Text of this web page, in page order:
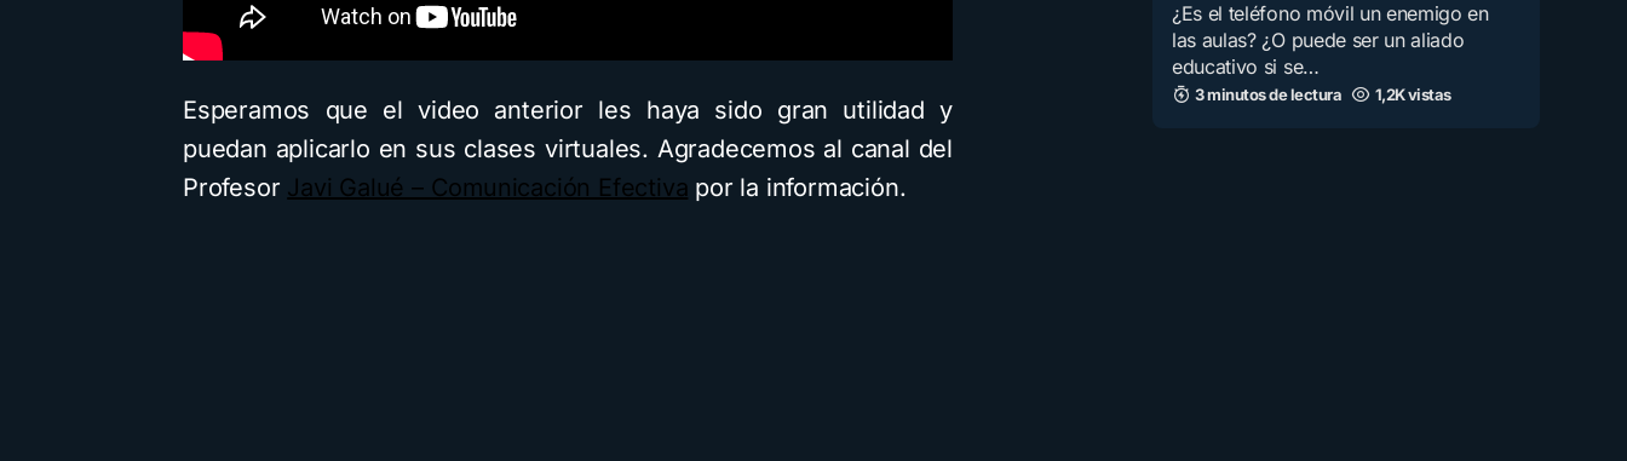
Esperamos que el video anterior les haya sido gran utilidad y
puedan aplicarlo en sus clases virtuales. Agradecemos al canal del
Profesor Javi Galué – Comunicación Efectiva por la información.
¿Es el teléfono móvil un enemigo en
las aulas? ¿O puede ser un aliado
educativo si se…
3 minutos de lectura 1,2K vistas